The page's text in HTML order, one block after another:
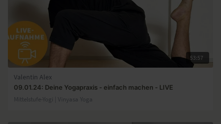
53:57
Valentin Alex
09.01.24: Deine Yogapraxis - einfach machen - LIVE
Mittelstufe-Yogi | Vinyasa Yoga